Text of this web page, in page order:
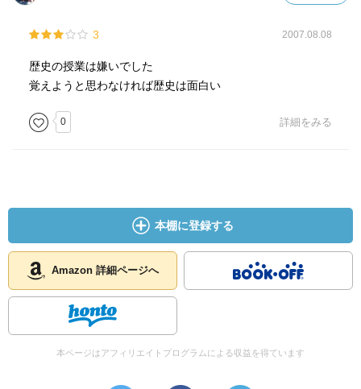
3 2007.08.08
歴史の授業は嫌いでした
覚えようと思わなければ歴史は面白い
0 詳細をみる
本棚に登録する
Amazon 詳細ページへ
本ページはアフィリエイトプログラムによる収益を得ています